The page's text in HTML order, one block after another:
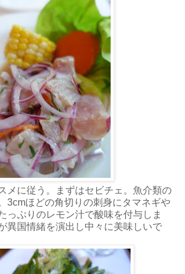
メに従う。まずはセビチェ。魚介類の
3cmほどの角切りの刺身にタマネギや
っぷりのレモン汁で酸味を付与しま
異国情緒を演出し中々に美味しいで